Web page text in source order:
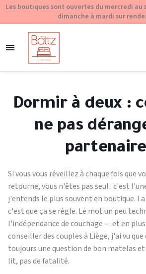
Les boutiques sont ouvertes du mercredi au
dimanche à mardi sur
Dormir à deux :
ne pas
Si vous vous réveillez à chaque fois que
retourne, vous n'êtes pas seul : c'est
j'entends le plus souvent en boutique.
c'est que ça se règle. Le mot un peu
l'indépendance de couchage — et en
conseiller des couples à Liège, j'ai vu
toujours une question de bon matelas
lit, pas de fatalité.